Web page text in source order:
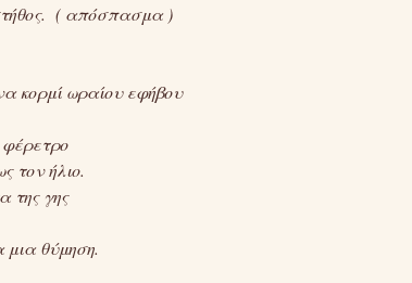
( απόσπασμα )
κορμί ωραίου εφήβου
τον ήλιο.
της γης
θύμηση.